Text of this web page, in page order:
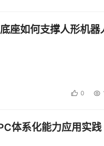
座如何支撑人形机器
0
体系化能力应用实践